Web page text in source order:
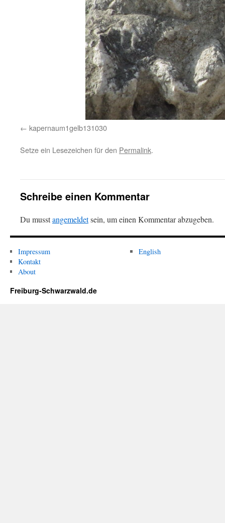
kapernaum1gelb131030
Setze ein Lesezeichen für den Permalink.
Schreibe einen Kommentar
Du musstangemeldetsein, um einen Kommentar abzugeben.
Impressum
Kontakt
About
English
Freiburg-Schwarzwald.de